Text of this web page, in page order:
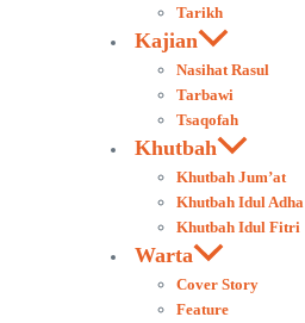
Tarikh
Kajian
Nasihat Rasul
Tarbawi
Tsaqofah
Khutbah
Khutbah Jum’at
Khutbah Idul Adha
Khutbah Idul Fitri
Warta
Cover Story
Feature